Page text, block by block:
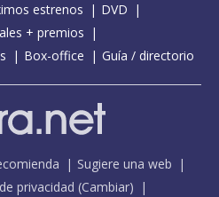
estrenos
DVD
+ premios
Box-office Guía / directorio
Sugiere una web
privacidad (Cambiar)